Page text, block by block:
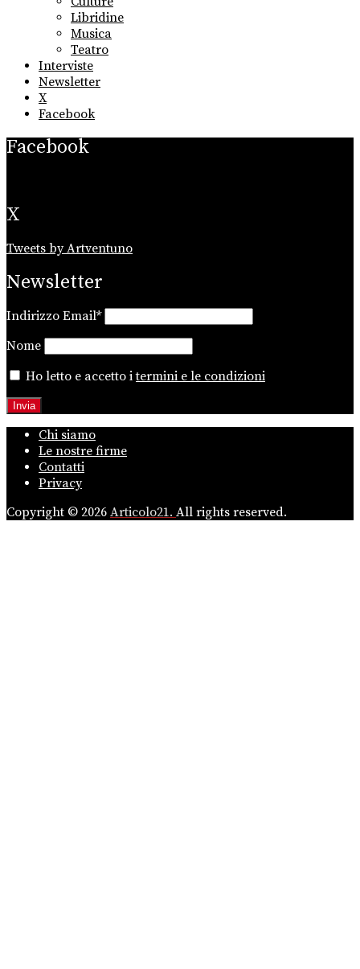
Libridine
Musica
Teatro
Interviste
Newsletter
X
Facebook
Facebook
X
Tweets by Artventuno
Newsletter
Indirizzo Email*
Nome
Ho letto e accetto itermini e le condizioni
Chi siamo
Le nostre firme
Contatti
Privacy
Copyright © 2026 Articolo21. All rights reserved.